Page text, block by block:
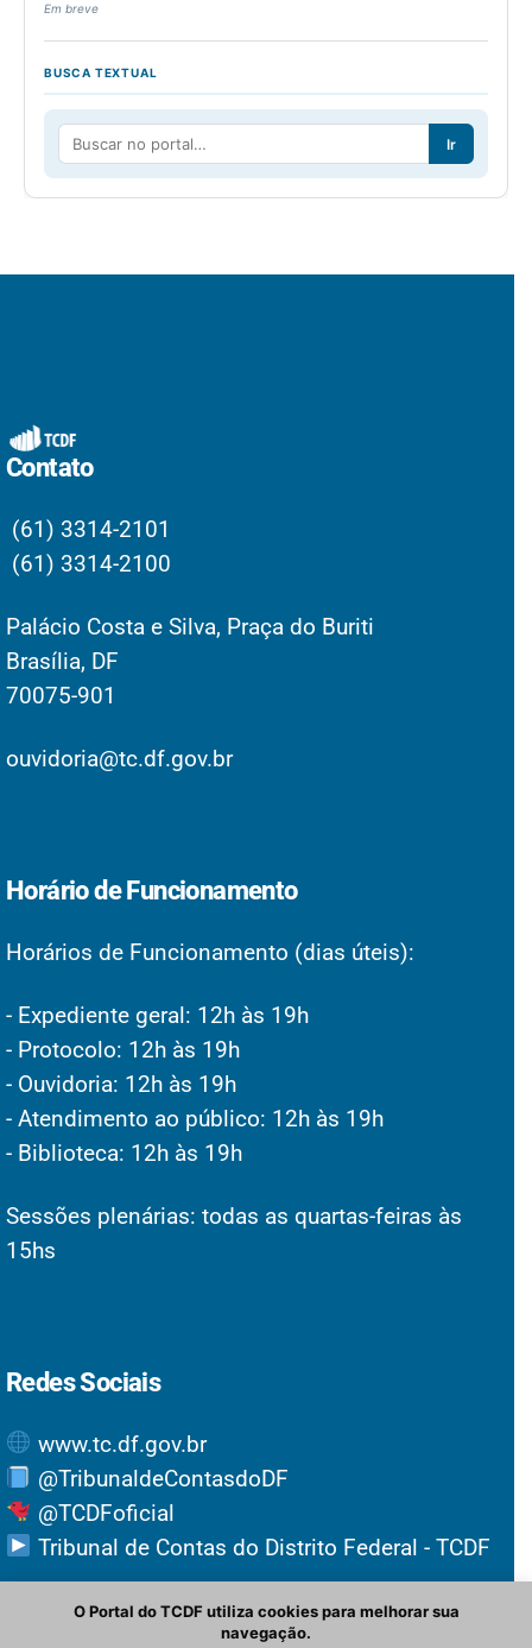
Em breve
BUSCA TEXTUAL
Ir
Contato
(61) 3314-2101
(61) 3314-2100
Palácio Costa e Silva, Praça do Buriti
Brasília, DF
70075-901
ouvidoria@tc.df.gov.br
Horário de Funcionamento
Horários de Funcionamento (dias úteis):
- Expediente geral: 12h às 19h
- Protocolo: 12h às 19h
- Ouvidoria: 12h às 19h
- Atendimento ao público: 12h às 19h
- Biblioteca: 12h às 19h
Sessões plenárias: todas as quartas-feiras às
15hs
Redes Sociais
www.tc.df.gov.br
@TribunaldeContasdoDF
@TCDFoficial
Tribunal de Contas do Distrito Federal - TCDF
O Portal do TCDF utiliza cookies para melhorar sua
navegação.